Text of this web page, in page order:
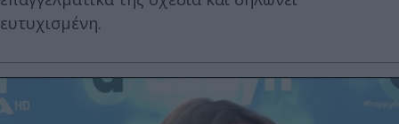
ευτυχισμένη.